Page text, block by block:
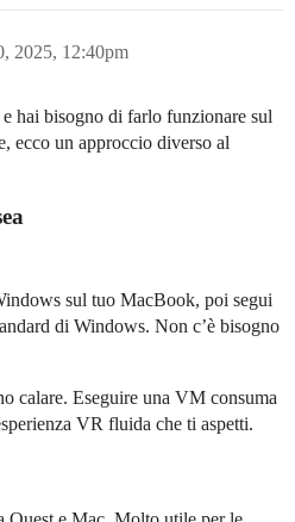
2025, 12:40pm
hai bisogno di farlo funzionare sul
ecco un approccio diverso al
sul tuo MacBook, poi segui
di Windows. Non c’è bisogno
calare. Eseguire una VM consuma
VR fluida che ti aspetti.